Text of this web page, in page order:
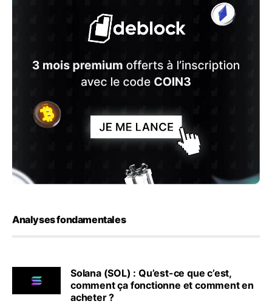
Analyses fondamentales
Solana (SOL) : Qu’est-ce que c’est,
comment ça fonctionne et comment en
acheter ?